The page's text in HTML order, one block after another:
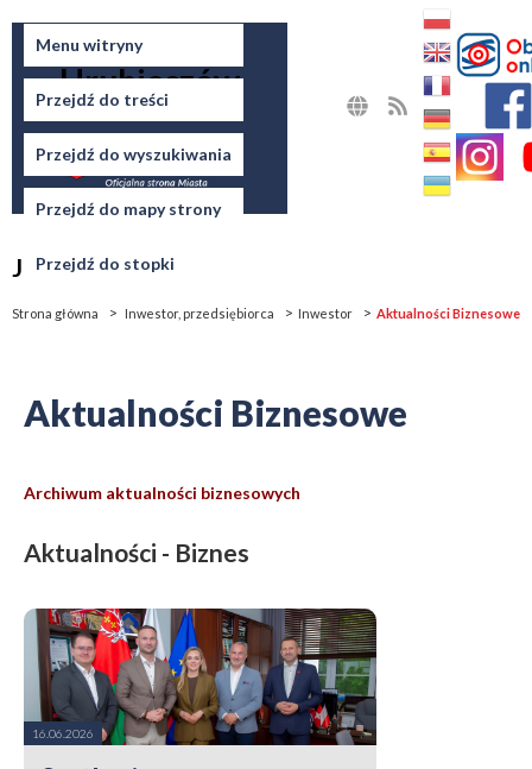
Menu witryny
Przejdź do treści
Przejdź do wyszukiwania
Przejdź do mapy strony
Przejdź do stopki
Miasto
Hrubieszów
Jesteś tutaj
Strona główna Inwestor, przedsiębiorca Inwestor Aktualności Biznesowe
Aktualności Biznesowe
Archiwum aktualności biznesowych
Aktualności - Biznes
16.06.2026